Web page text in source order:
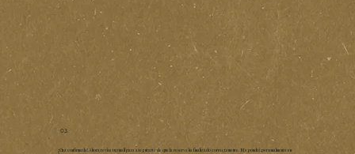
03.
¡¡Cita confirmada! Ahora revisa tu email para asegurarte de que la reserva ha finalizado correctamente. Me pondré personalmente en